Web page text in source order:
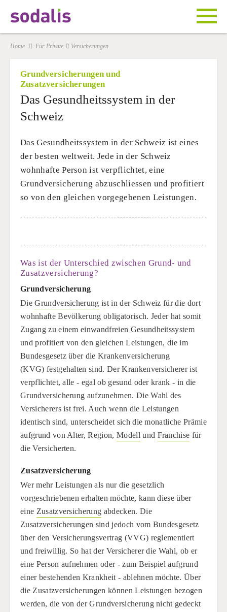
Home Für Private Versicherungen
Grundversicherungen und
Zusatzversicherungen
Das Gesundheitssystem in der
Schweiz
Das Gesundheitssystem in der Schweiz ist eines
der besten weltweit. Jede in der Schweiz
wohnhafte Person ist verpflichtet, eine
Grundversicherung abzuschliessen und profitiert
so von den gleichen vorgegebenen Leistungen.
Was ist der Unterschied zwischen Grund- und
Zusatzversicherung?
Grundversicherung
DieGrundversicherung ist in der Schweiz für die dort
wohnhafte Bevölkerung obligatorisch. Jeder hat somit
Zugang zu einem einwandfreien Gesundheitssystem
und profitiert von den gleichen Leistungen, die im
Bundesgesetz über die Krankenversicherung
(KVG) festgehalten sind. Der Krankenversicherer ist
verpflichtet, alle - egal ob gesund oder krank - in die
Grundversicherung aufzunehmen. Die Wahl des
Versicherers ist frei. Auch wenn die Leistungen
identisch sind, unterscheidet sich die monatliche Prämie
aufgrund von Alter, Region, Modellund Franchise für
die Versicherten.
Zusatzversicherung
Wer mehr Leistungen als nur die gesetzlich
vorgeschriebenen erhalten möchte, kann diese über
eine Zusatzversicherung abdecken. Die
Zusatzversicherungen sind jedoch vom Bundesgesetz
über den Versicherungsvertrag (VVG) reglementiert
und freiwillig. So hat der Versicherer die Wahl, ob er
eine Person aufnehmen oder - zum Beispiel aufgrund
einer bestehenden Krankheit - ablehnen möchte. Über
die Zusatzversicherungen können Leistungen bezogen
werden, die von der Grundversicherung nicht gedeckt